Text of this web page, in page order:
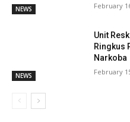
NEWS February
NEWS
Unit
Ringkus
Narkoba
February